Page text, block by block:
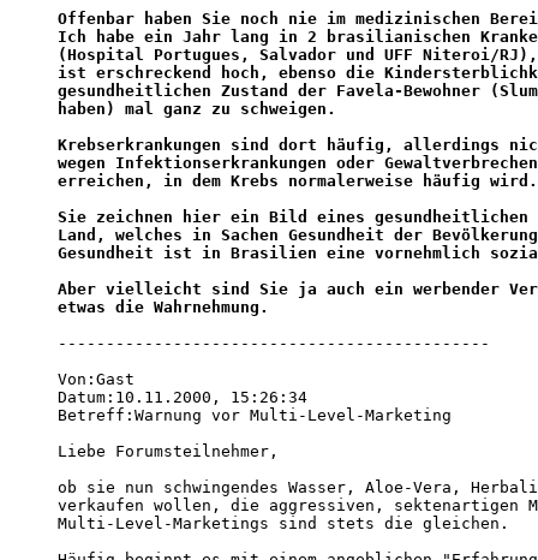
Offenbar haben Sie noch nie im medizinischen
Ich habe ein Jahr lang in 2 brasilianischen
(Hospital Portugues, Salvador und UFF Niteroi/
ist erschreckend hoch, ebenso die
gesundheitlichen Zustand der Favela-Bewohner
haben) mal ganz zu schweigen.
Krebserkrankungen sind dort häufig, allerdings
wegen Infektionserkrankungen oder
erreichen, in dem Krebs normalerweise häufig
Sie zeichnen hier ein Bild eines
Land, welches in Sachen Gesundheit der
Gesundheit ist in Brasilien eine vornehmlich
Aber vielleicht sind Sie ja auch ein werbender
etwas die Wahrnehmung.
---------------------------------------------
Von:Gast
Datum:10.11.2000, 15:26:34
Betreff:Warnung vor Multi-Level-Marketing
Liebe Forumsteilnehmer,
ob sie nun schwingendes Wasser, Aloe-Vera,
verkaufen wollen, die aggressiven, sektenartigen
Multi-Level-Marketings sind stets die gleichen.